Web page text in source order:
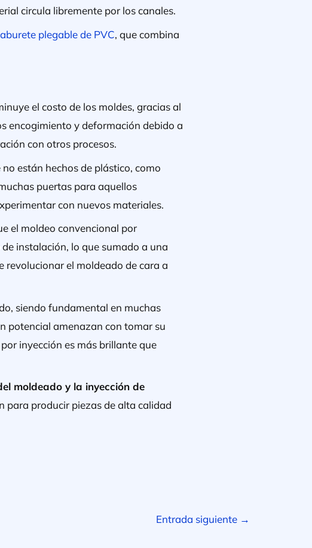
circula libremente por los canales.
plegable de PVC, que combina
el costo de los moldes, gracias al
encogimiento y deformación debido a
con otros procesos.
están hechos de plástico, como
puertas para aquellos
con nuevos materiales.
el moldeo convencional por
instalación, lo que sumado a una
revolucionar el moldeado de cara a
siendo fundamental en muchas
potencial amenazan con tomar su
inyección es más brillante que
moldeado y la inyección de
para producir piezas de alta calidad
Entrada siguiente →